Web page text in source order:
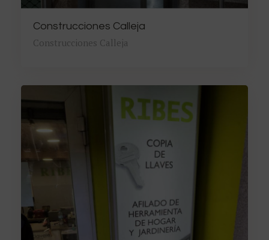
Construcciones Calleja
Construcciones Calleja